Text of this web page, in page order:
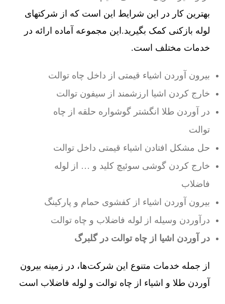
بهترین کار در این شرایط این است که از شرکتهای
لوله بازکنی کمک بگیرید.این مجموعه آماده ارائه در
خدمات مختلف است.
بیرون آوردن اشیاء قیمتی از داخل چاه توالت
خارج کردن اشیا ارزشمند از سیفون توالت
در آوردن طلا انگشتر گوشواره حلقه از چاه
توالت
حل مشکل افتادن اشیاء قیمتی داخل توالت
خارج کردن گوشی سوئیچ کلید و … از لوله
فاضلاب
بیرون آوردن اشیاء از کفشوی حمام و پارکینگ
درآوردن وسیله از لوله فاضلاب و چاه توالت
در آوردن اشیا از چاه توالت در گلبرگ
از جمله خدمات متنوع این شرکت‌ها، در زمینه بیرون
آوردن طلا و اشیاء از چاه توالت و لوله فاضلاب است